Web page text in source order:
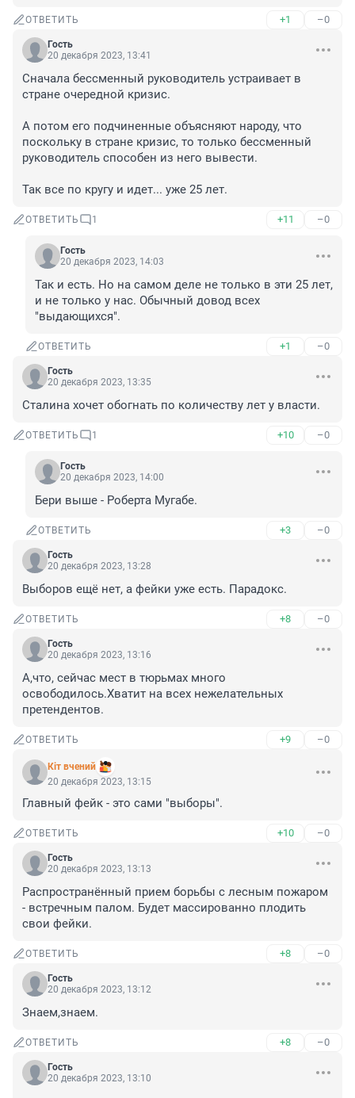
ОТВЕТИТЬ +1 –0
Гость
20 декабря 2023, 13:41
Сначала бессменный руководитель устраивает в
стране очередной кризис.
А потом его подчиненные объясняют народу, что
поскольку в стране кризис, то только бессменный
руководитель способен из него вывести.
Так все по кругу и идет... уже 25 лет.
ОТВЕТИТЬ 1 +11 –0
Гость
20 декабря 2023, 14:03
Так и есть. Но на самом деле не только в эти 25 лет,
и не только у нас. Обычный довод всех
"выдающихся".
ОТВЕТИТЬ +1 –0
Гость
20 декабря 2023, 13:35
Сталина хочет обогнать по количеству лет у власти.
ОТВЕТИТЬ 1 +10 –0
Гость
20 декабря 2023, 14:00
Бери выше - Роберта Мугабе.
ОТВЕТИТЬ +3 –0
Гость
20 декабря 2023, 13:28
Выборов ещё нет, а фейки уже есть. Парадокс.
ОТВЕТИТЬ +8 –0
Гость
20 декабря 2023, 13:16
А,что, сейчас мест в тюрьмах много
освободилось.Хватит на всех нежелательных
претендентов.
ОТВЕТИТЬ +9 –0
Кiт вчений
20 декабря 2023, 13:15
Главный фейк - это сами "выборы".
ОТВЕТИТЬ +10 –0
Гость
20 декабря 2023, 13:13
Распространённый прием борьбы с лесным пожаром
- встречным палом. Будет массированно плодить
свои фейки.
ОТВЕТИТЬ +8 –0
Гость
20 декабря 2023, 13:12
Знаем,знаем.
ОТВЕТИТЬ +8 –0
Гость
20 декабря 2023, 13:10